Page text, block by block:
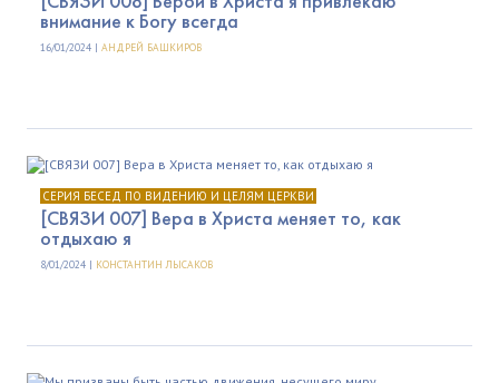
внимание к Богу всегда
16/01/2024 | АНДРЕЙ БАШКИРОВ
СЕРИЯ БЕСЕД ПО ВИДЕНИЮ И ЦЕЛЯМ ЦЕРКВИ
[СВЯЗИ 007] Вера в Христа меняет то, как
отдыхаю я
8/01/2024 | КОНСТАНТИН ЛЫСАКОВ